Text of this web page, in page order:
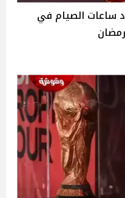
ساعات الصيام في